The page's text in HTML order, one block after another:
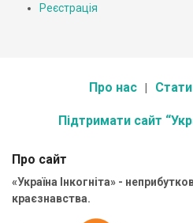
Реєстрація
Про нас
Підтримати сайт
Про сайт
«Україна Інкогніта» -
краєзнавства.